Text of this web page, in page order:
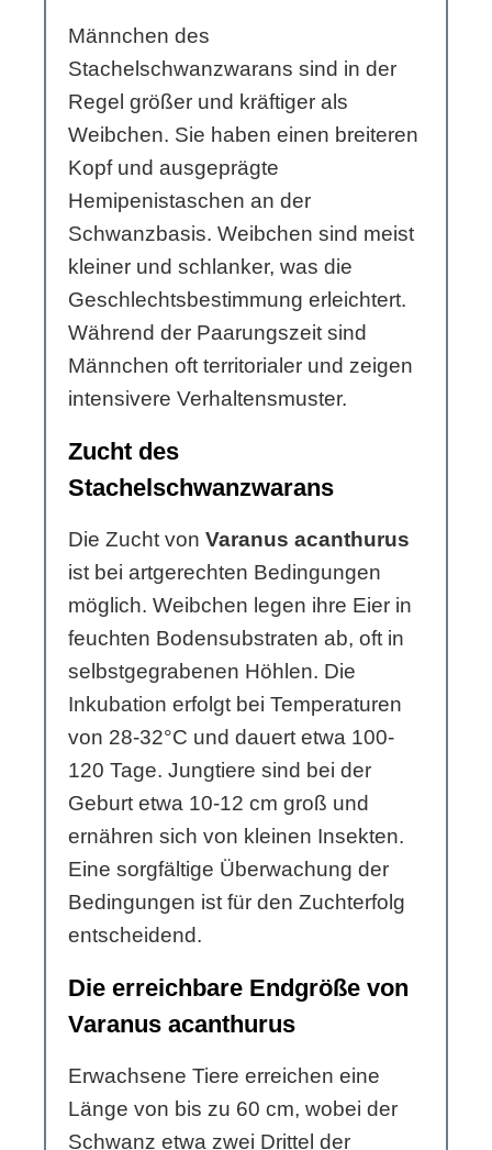
Männchen des
Stachelschwanzwarans sind in der
Regel größer und kräftiger als
Weibchen. Sie haben einen breiteren
Kopf und ausgeprägte
Hemipenistaschen an der
Schwanzbasis. Weibchen sind meist
kleiner und schlanker, was die
Geschlechtsbestimmung erleichtert.
Während der Paarungszeit sind
Männchen oft territorialer und zeigen
intensivere Verhaltensmuster.
Zucht des
Stachelschwanzwarans
Die Zucht von Varanus acanthurus
ist bei artgerechten Bedingungen
möglich. Weibchen legen ihre Eier in
feuchten Bodensubstraten ab, oft in
selbstgegrabenen Höhlen. Die
Inkubation erfolgt bei Temperaturen
von 28-32°C und dauert etwa 100-
120 Tage. Jungtiere sind bei der
Geburt etwa 10-12 cm groß und
ernähren sich von kleinen Insekten.
Eine sorgfältige Überwachung der
Bedingungen ist für den Zuchterfolg
entscheidend.
Die erreichbare Endgröße von
Varanus acanthurus
Erwachsene Tiere erreichen eine
Länge von bis zu 60 cm, wobei der
Schwanz etwa zwei Drittel der